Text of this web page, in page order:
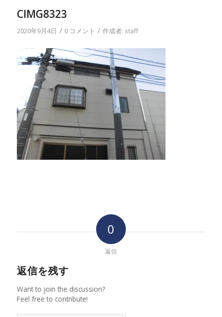
CIMG8323
2020年9月4日 / 0 コメント / 作成者: staff
0
返信
返信を残す
Want to join the discussion?
Feel free to contribute!